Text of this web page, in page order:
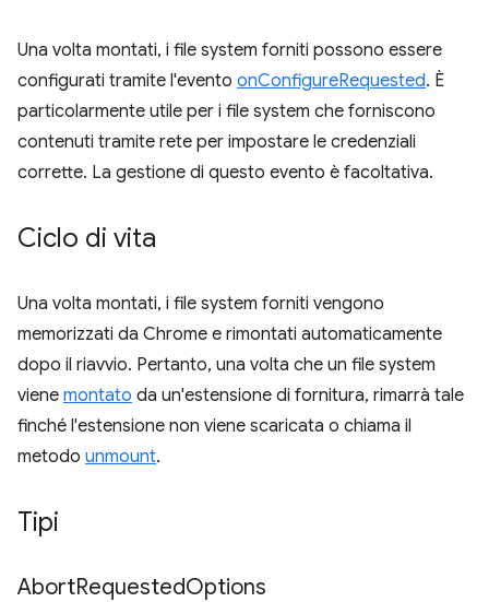
Una volta montati, i file system forniti possono essere
configurati tramite l'evento onConfigureRequested. È
particolarmente utile per i file system che forniscono
contenuti tramite rete per impostare le credenziali
corrette. La gestione di questo evento è facoltativa.
Ciclo di vita
Una volta montati, i file system forniti vengono
memorizzati da Chrome e rimontati automaticamente
dopo il riavvio. Pertanto, una volta che un file system
viene montato da un'estensione di fornitura, rimarrà tale
finché l'estensione non viene scaricata o chiama il
metodo unmount.
Tipi
AbortRequestedOptions